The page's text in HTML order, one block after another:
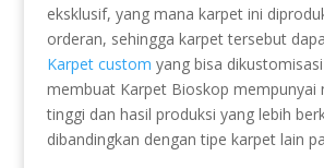
eksklusif, yang mana karpet ini
orderan, sehingga karpet tersebut
Karpet custom yang bisa
membuat Karpet Bioskop mempunyai
tinggi dan hasil produksi yang lebih
dibandingkan dengan tipe karpet lain